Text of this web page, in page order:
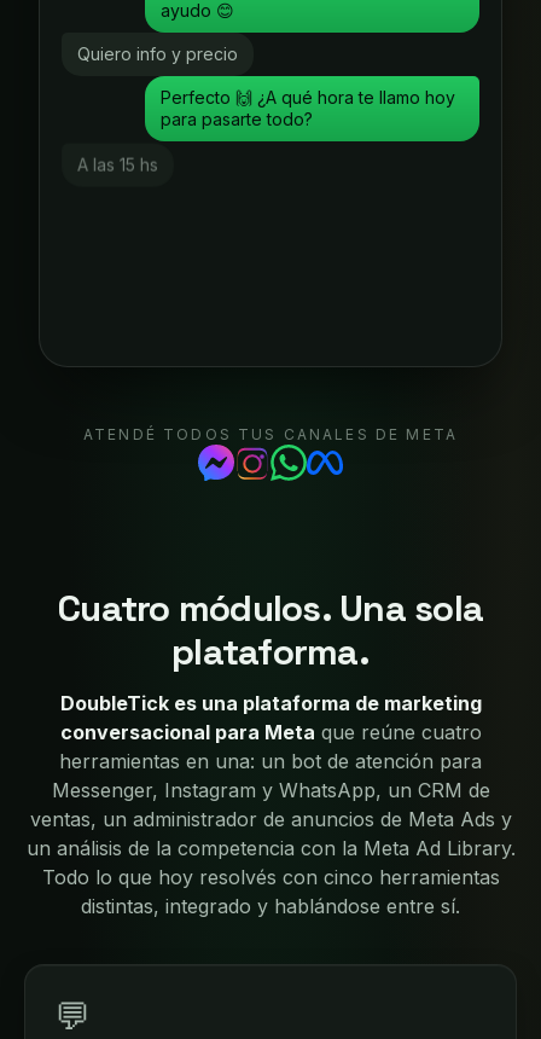
ayudo 😊
Quiero info y precio
Perfecto 🙌 ¿A qué hora te llamo hoy
para pasarte todo?
A las 15 hs
ATENDÉ TODOS TUS CANALES DE META
Cuatro módulos. Una sola
plataforma.
DoubleTick es una plataforma de marketing
conversacional para Meta que reúne cuatro
herramientas en una: un bot de atención para
Messenger, Instagram y WhatsApp, un CRM de
ventas, un administrador de anuncios de Meta Ads y
un análisis de la competencia con la Meta Ad Library.
Todo lo que hoy resolvés con cinco herramientas
distintas, integrado y hablándose entre sí.
💬